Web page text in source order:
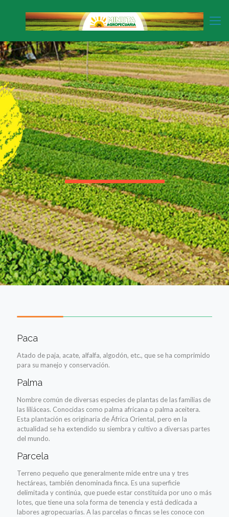
Paca
Atado de paja, acate, alfalfa, algodón, etc., que se ha comprimido
para su manejo y conservación.
Palma
Nombre común de diversas especies de plantas de las familias de
las liliáceas. Conocidas como palma africana o palma aceitera.
Esta plantación es originaria de África Oriental, pero en la
actualidad se ha extendido su siembra y cultivo a diversas partes
del mundo.
Parcela
Terreno pequeño que generalmente mide entre una y tres
hectáreas, también denominada finca. Es una superficie
delimitada y continúa, que puede estar constituida por uno o más
lotes, que tiene una sola forma de tenencia y está dedicada a
labores agropecuarias. A las parcelas o fincas se les conoce con